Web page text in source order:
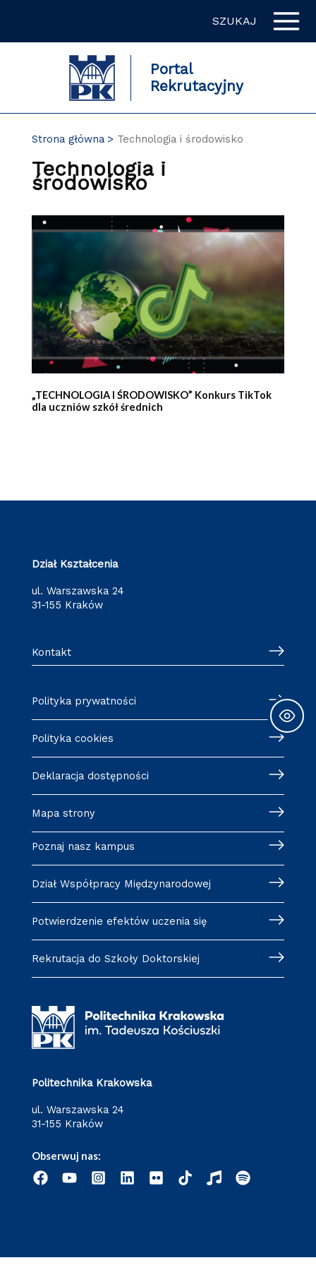
SZUKAJ
Portal
Rekrutacyjny
Strona główna Technologia i środowisko
Technologia i
środowisko
„TECHNOLOGIA I ŚRODOWISKO” Konkurs TikTok
dla uczniów szkół średnich
Dział Kształcenia
ul. Warszawska 24
31-155 Kraków
Kontakt
Polityka prywatności
Polityka cookies
Deklaracja dostępności
Mapa strony
Poznaj nasz kampus
Dział Współpracy Międzynarodowej
Potwierdzenie efektów uczenia się
Rekrutacja do Szkoły Doktorskiej
Politechnika Krakowska
ul. Warszawska 24
31-155 Kraków
Obserwuj nas: